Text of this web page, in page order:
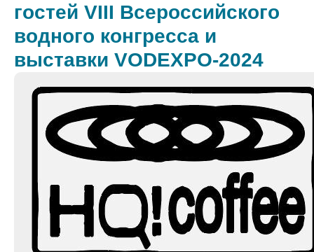
гостей VIII Всероссийского
водного конгресса и
выставки VODEXPO-2024